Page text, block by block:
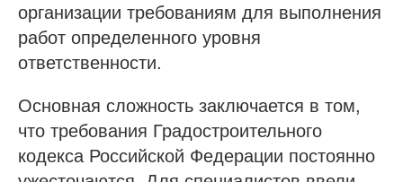
организации требованиям для выполнения
работ определенного уровня
ответственности.
Основная сложность заключается в том,
что требования Градостроительного
кодекса Российской Федерации постоянно